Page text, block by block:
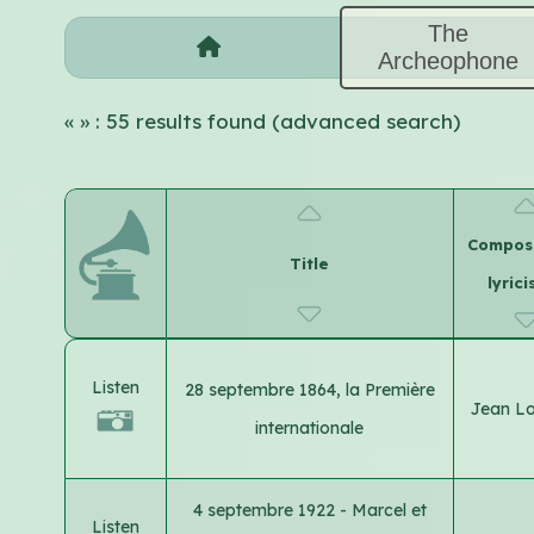
The
Archeophone
« » : 55 results found (advanced search)
Title
Listen
28 septembre 1864, la Première
internationale
Jean
Listen
4 septembre 1922 - Marcel et